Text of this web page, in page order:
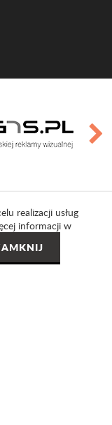
realizacji usług
informacji w